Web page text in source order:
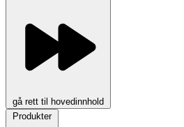
gå rett til hovedinnhold
Produkter